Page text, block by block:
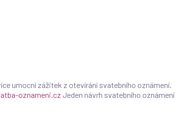
umocní zážitek z otevírání svatebního oznámení.
oznameni.cz Jeden návrh svatebního oznámení